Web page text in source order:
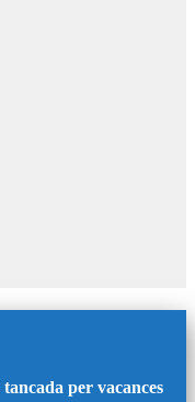
tancada per vacances